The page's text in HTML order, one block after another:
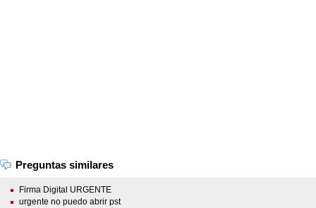
Preguntas similares
Firma Digital URGENTE
urgente no puedo abrir pst